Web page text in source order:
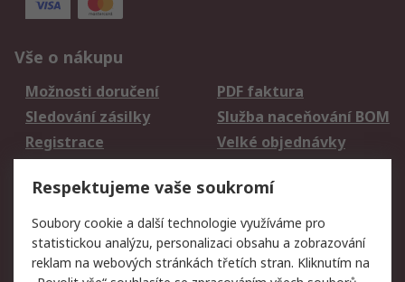
Vše o nákupu
Možnosti doručení
PDF faktura
Sledování zásilky
Služba naceňování BOM
Registrace
Velké objednávky
Právní
Autorská práva
Obchodní podmínky
společnosti RS
Respektujeme vaše soukromí
Soubory cookie a další technologie využíváme pro
statistickou analýzu, personalizaci obsahu a zobrazování
reklam na webových stránkách třetích stran. Kliknutím na